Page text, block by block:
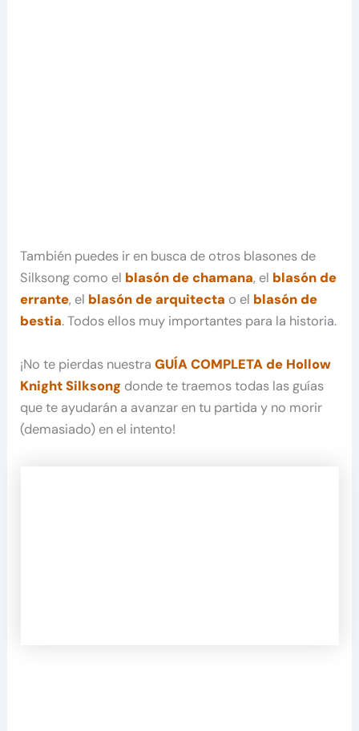
También puedes ir en busca de otros blasones de
Silksong como el blasón de chamana, el blasón de
errante, el blasón de arquitecta o el blasón de
bestia. Todos ellos muy importantes para la historia.
¡No te pierdas nuestraGUÍA COMPLETA de Hollow
Knight Silksong donde te traemos todas las guías
que te ayudarán a avanzar en tu partida y no morir
(demasiado) en el intento!